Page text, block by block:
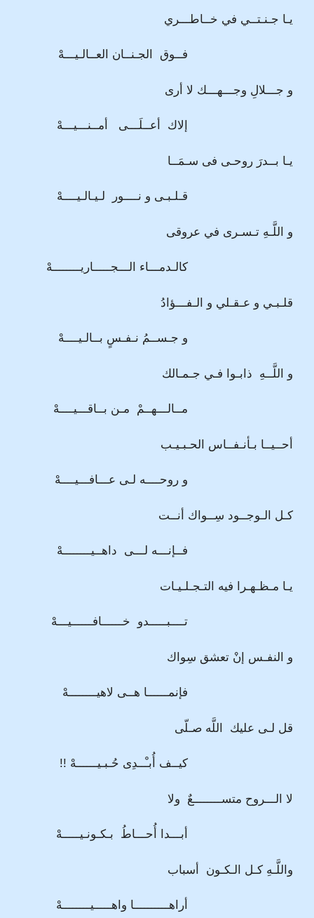
يـا جـنـتــي في خــاطـــري
فــوق الجـنــان العــالـيـــهْ
و جـــلالِ وجـــهـــك لا أرى
إلاك أعــلَـــى أمــنـــيـــهْ
يـا بــدرَ روحـى فى سـمَــا
قـلـبـى و نــــور لـيـالـيــــهْ
و اللَّـهِ تـسـرى في عروقى
كالـدمـــاء الـــجـــــاريــــــــهْ
قلـبـي و عـقـلي و الـفـــؤادُ
و جـســمُ نـفـسٍ بــالـيــــهْ
و اللَّــهِ ذابـوا فـي جـمـالك
مــالـــهــمْ مـن بــاقـــيــــهْ
أحــيــا بـأنـفــاس الحـبـيـب
و روحــــه لـى عـــافـــيــــهْ
كـل الـوجــود سِــواك أنــت
فــإنـــه لـــى داهــيــــــــهْ
يـا مـظـهـرا فيه التـجـلـيـات
تــــبـــــدو خــــــافــــــيـــهْ
و النفـس إنْ تعشق سِواك
فإنمــــــا هــى لاهيــــــــهْ
قل لـى عليك اللَّه صـلّى
كيــف أُبـْــدِى حُـبـيــــــهْ !!
لا الـــروح متســــــــعٌ ولا
أبـــدا أُحـــاطُ بـكـونـيـــــهْ
واللَّـهِ كـل الـكـون أسباب
أراهــــــــــا واهـــــيــــــــهْ